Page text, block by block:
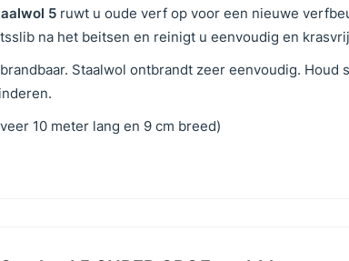
5 ruwt u oude verf op voor een nieuwe
na het beitsen en reinigt u eenvoudig en
Staalwol ontbrandt zeer eenvoudig.
10 meter lang en 9 cm breed)